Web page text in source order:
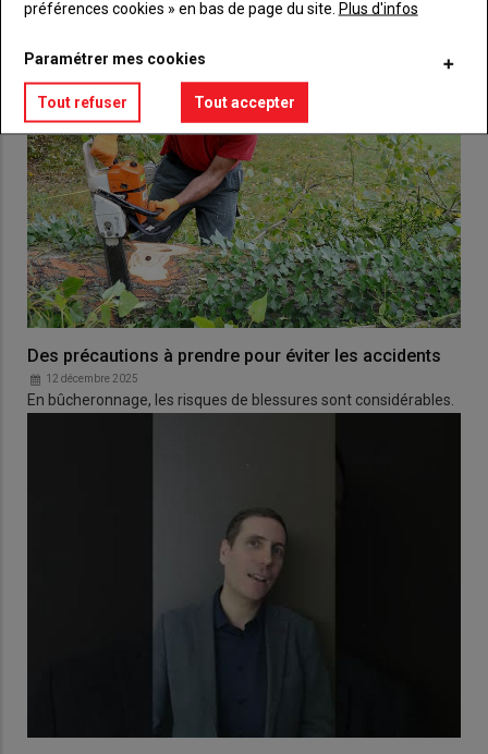
Des précautions à prendre pour éviter les accidents
12 décembre 2025
En bûcheronnage, les risques de blessures sont considérables.
préférences cookies » en bas de page du site. Plus d'infos
Paramétrer mes cookies
Tout refuser Tout accepter